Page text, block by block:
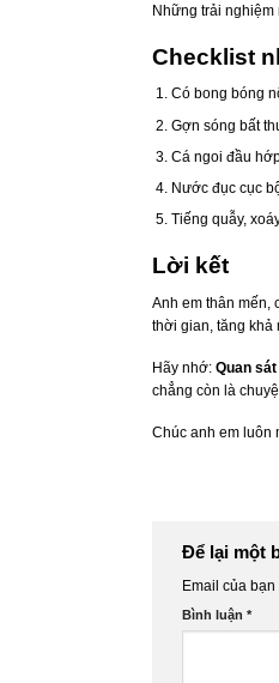
Những trải nghiệm
Checklist
Có bong bóng
Gợn sóng bất
Cá ngoi đầu
Nước đục cục
Tiếng quẫy,
Lời kết
Anh em thân mến,
thời gian, tăng khả
Hãy nhớ: Quan
chẳng còn là
Chúc anh em luôn
Để lại một
Email của
Bình luận *